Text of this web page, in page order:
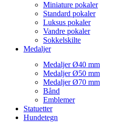
Miniature pokaler
Standard pokaler
Luksus pokaler
Vandre pokaler
Sokkelskilte
Medaljer
Medaljer Ø40 mm
Medaljer Ø50 mm
Medaljer Ø70 mm
Bånd
Emblemer
Statuetter
Hundetegn